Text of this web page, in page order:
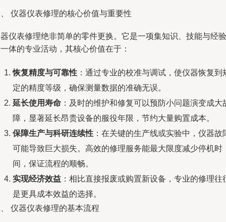
仪器仪表修理的核心价值与重要性
仪表修理绝非简单的零件更换。它是一项集知识、技能与经验
体的专业活动，其核心价值在于：
恢复精度与可靠性 ：通过专业的校准与调试，使仪器恢复到
定的精度等级，确保测量数据的准确无误。
延长使用寿命 ：及时的维护和修复可以预防小问题演变成大
障，显著延长昂贵设备的服役年限，节约大量购置成本。
保障生产与科研连续性 ：在关键的生产线或实验中，仪器故
可能导致巨大损失。高效的修理服务能最大限度减少停机时
间，保证流程的顺畅。
实现经济效益 ：相比直接报废或购置新设备，专业的修理往
是更具成本效益的选择。
仪器仪表修理的基本流程